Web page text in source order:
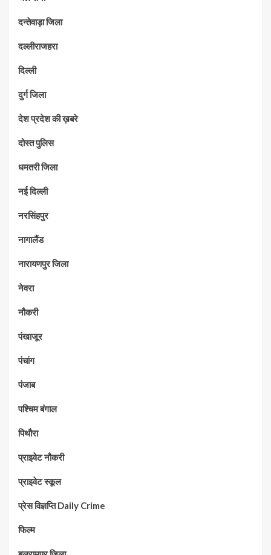
दन्तेवाड़ा जिला
दल्लीराजहरा
दिल्ली
दुर्ग जिला
देश प्रदेश की ख़बरे
दोस्त पुलिस
धमतरी जिला
नई दिल्ली
नरसिंहपुर
नागालैंड
नारायणपुर जिला
नेवरा
नौकरी
पंखाजूर
पंचांग
पंजाब
पश्चिम बंगाल
पिथौरा
प्राइवेट नौकरी
प्राइवेट स्कूल
प्रेस विज्ञप्ति Daily Crime
फिल्म